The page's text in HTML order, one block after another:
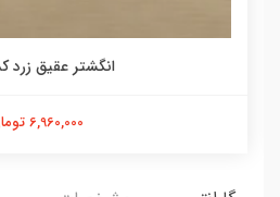
انگشتر عقیق زرد
6,960,000 تومان